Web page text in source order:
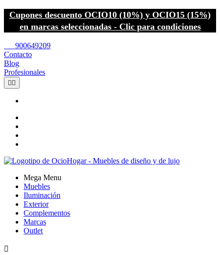
Cupones descuento OCIO10 (10%) y OCIO15 (15%)
en marcas seleccionadas - Clic para condiciones
900649209
Contacto
Blog
Profesionales
 
Mega Menu
Muebles
Iluminación
Exterior
Complementos
Marcas
Outlet
